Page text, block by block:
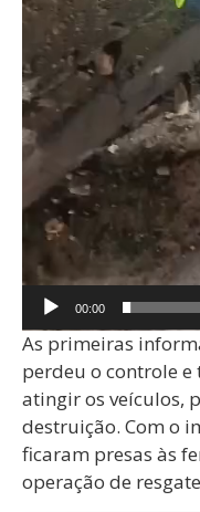
00:00
As primeiras
perdeu o controle
atingir os veículos,
destruição. Com o
ficaram presas às
operação de